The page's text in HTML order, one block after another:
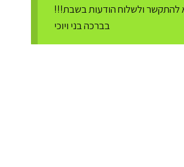
ולשלוח הודעות בשבת!!!
בברכה בני ויוכי